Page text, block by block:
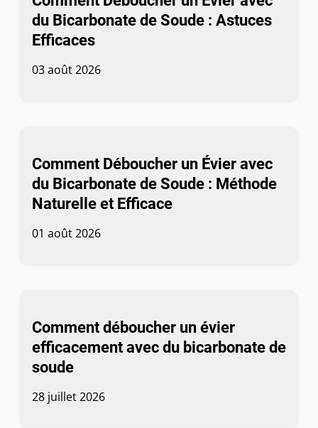
du Bicarbonate de Soude : Astuces
Efficaces
03 août 2026
Comment Déboucher un Évier avec
du Bicarbonate de Soude : Méthode
Naturelle et Efficace
01 août 2026
Comment déboucher un évier
efficacement avec du bicarbonate de
soude
28 juillet 2026